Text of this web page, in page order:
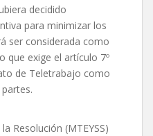
decidido
para minimizar los
ser considerada como
que exige el artículo 7º
de Teletrabajo como
Resolución (MTEYSS)